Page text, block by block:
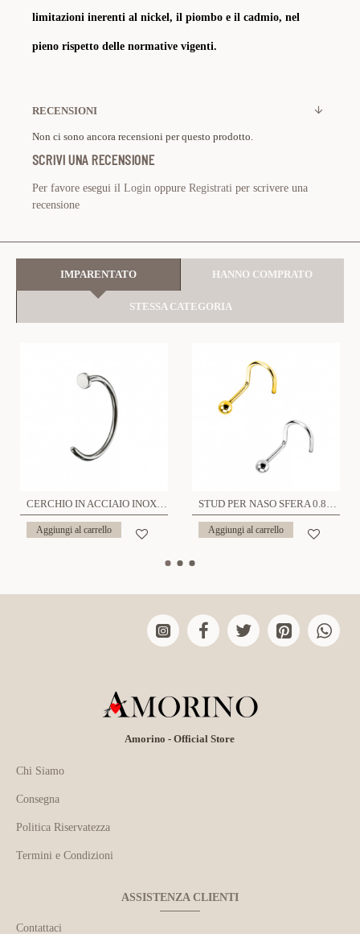
limitazioni inerenti al nickel, il piombo e il cadmio, nel
pieno rispetto delle normative vigenti.
RECENSIONI
Non ci sono ancora recensioni per questo prodotto.
SCRIVI UNA RECENSIONE
Per favore esegui il Login oppure Registrati per scrivere una
recensione
IMPARENTATO HANNO COMPRATO
STESSA CATEGORIA
CERCHIO IN ACCIAIO INOX SPESSORE 0.8MM - 6621124079686/79693/83249
Aggiungi al carrello
STUD PER NASO SFERA 0.8MM - 6621124079891/79907/83331
Aggiungi al carrello
Amorino - Official Store
Chi Siamo
Consegna
Politica Riservatezza
Termini e Condizioni
ASSISTENZA CLIENTI
Contattaci